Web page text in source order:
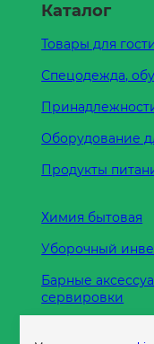
Каталог
Товары для
Спецодежда,
Оборудование
Продукты
Химия бытовая
Уборочный
Барные
сервировки